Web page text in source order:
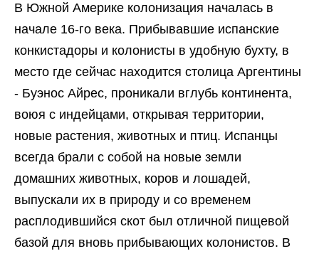
В Южной Америке колонизация началась в
начале 16-го века. Прибывавшие испанские
конкистадоры и колонисты в удобную бухту, в
место где сейчас находится столица Аргентины
- Буэнос Айрес, проникали вглубь континента,
воюя с индейцами, открывая территории,
новые растения, животных и птиц. Испанцы
всегда брали с собой на новые земли
домашних животных, коров и лошадей,
выпускали их в природу и со временем
расплодившийся скот был отличной пищевой
базой для вновь прибывающих колонистов. В